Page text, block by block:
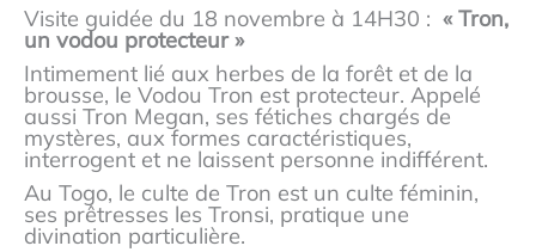
Visite guidée du 18 novembre à 14H30 : « Tron,
un vodou protecteur »
Intimement lié aux herbes de la forêt et de la
brousse, le Vodou Tron est protecteur. Appelé
aussi Tron Megan, ses fétiches chargés de
mystères, aux formes caractéristiques,
interrogent et ne laissent personne indifférent.
Au Togo, le culte de Tron est un culte féminin,
ses prêtresses les Tronsi, pratique une
divination particulière.